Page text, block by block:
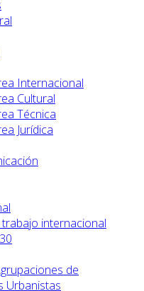
Internacional
Cultural
Técnica
Jurídica
internacional
de
Urbanistas